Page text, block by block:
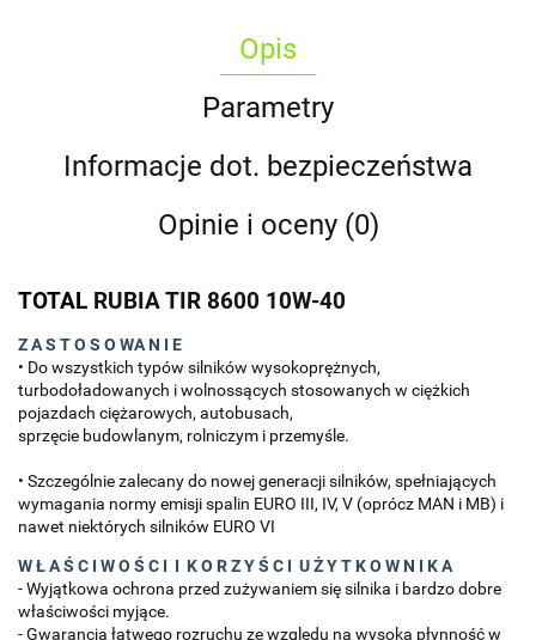
Opis
Parametry
Informacje dot. bezpieczeństwa
Opinie i oceny (0)
TOTAL RUBIA TIR 8600 10W-40
Z A S T O S O WA N I E
• Do wszystkich typów silników wysokoprężnych,
turbodoładowanych i wolnossących stosowanych w ciężkich
pojazdach ciężarowych, autobusach,
sprzęcie budowlanym, rolniczym i przemyśle.
• Szczególnie zalecany do nowej generacji silników, spełniających
wymagania normy emisji spalin EURO III, IV, V (oprócz MAN i MB) i
nawet niektórych silników EURO VI
W Ł A Ś C I W O Ś C I I K O R Z Y Ś C I U Ż Y T K O W N I K A
- Wyjątkowa ochrona przed zużywaniem się silnika i bardzo dobre
właściwości myjące.
- Gwarancja łatwego rozruchu ze względu na wysoką płynność w